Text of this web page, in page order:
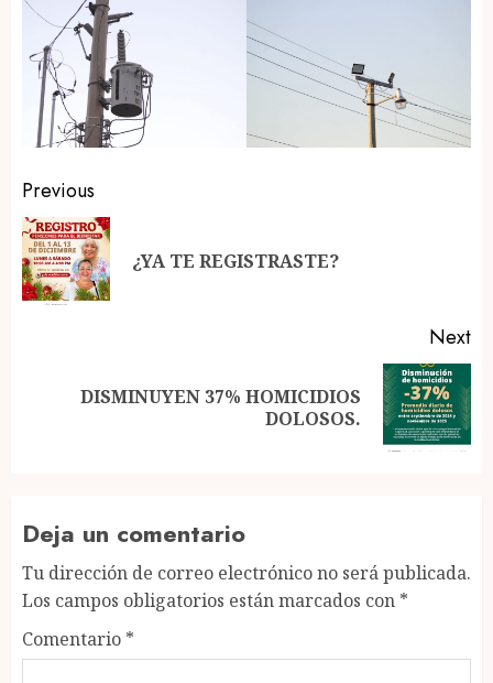
Post
navigation
Previous
¿YA TE REGISTRASTE?
Next
DISMINUYEN 37% HOMICIDIOS
DOLOSOS.
Deja un comentario
Tu dirección de correo electrónico no será publicada.
Los campos obligatorios están marcados con *
Comentario *